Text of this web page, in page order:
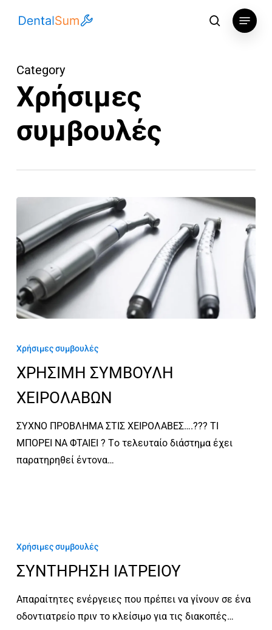
αναζήτηση
Menu
Category
Χρήσιμες
συμβουλές
ΣΥΜΒΟΥΛΗ
Χρήσιμες συμβουλές
ΧΡΗΣΙΜΗ ΣΥΜΒΟΥΛΗ
ΧΕΙΡΟΛΑΒΩΝ
ΣΥΧΝΟ ΠΡΟΒΛΗΜΑ ΣΤΙΣ ΧΕΙΡΟΛΑΒΕΣ….??? ΤΙ
ΜΠΟΡΕΙ ΝΑ ΦΤΑΙΕΙ ? Tο τελευταίο διάστημα έχει
παρατηρηθεί έντονα…
ΙΑΤΡΕΙΟΥ
Χρήσιμες συμβουλές
ΣΥΝΤΗΡΗΣΗ ΙΑΤΡΕΙΟΥ
Απαραίτητες ενέργειες που πρέπει να γίνουν σε ένα
οδοντιατρείο πριν το κλείσιμο για τις διακοπές…